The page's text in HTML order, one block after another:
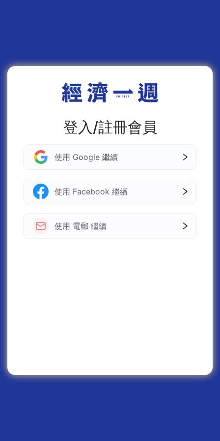
登入/註冊會員
使用 Google 繼續
使用 Facebook 繼續
使用 電郵 繼續